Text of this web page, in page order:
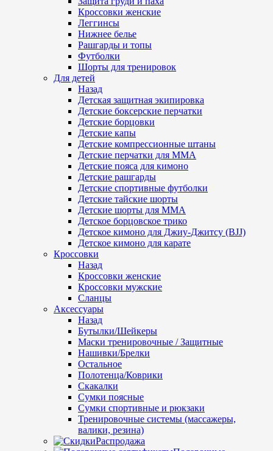
Кроссовки женские
Леггинсы
Нижнее белье
Рашгарды и топы
Футболки
Шорты для тренировок
Для детей
Назад
Детская защитная экипировка
Детские боксерские перчатки
Детские борцовки
Детские капы
Детские компрессионные штаны
Детские перчатки для ММА
Детские пояса для кимоно
Детские рашгарды
Детские спортивные футболки
Детские тайские шорты
Детские шорты для ММА
Детское борцовское трико
Детское кимоно для Джиу-Джитсу (BJJ)
Детское кимоно для карате
Кроссовки
Назад
Кроссовки женские
Кроссовки мужские
Сланцы
Аксессуары
Назад
Бутылки/Шейкеры
Маски тренировочные / Защитные
Нашивки/Брелки
Остальное
Полотенца/Коврики
Скакалки
Сумки поясные
Сумки спортивные и рюкзаки
Тренировочные системы (массажеры,
валики, резина)
Распродажа